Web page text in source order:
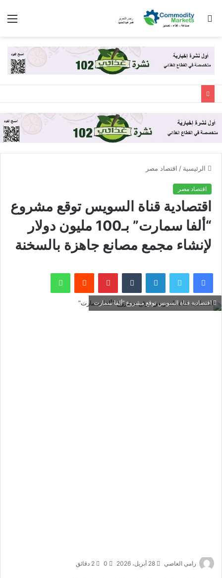
بحث
الرئيسية / اقتصاد مصر
اقتصاد مصر
اقتصادية قناة السويس توقع مشروع
“ألفا سمارت” بـ100 مليون دولار
لإنشاء مجمع مصانع جاهزة بالسخنة
فيسبوك تويتر لينكدإن بينتيريست واتساب
اقتصادية قناة السويس توقع مشروع “ألفا سمارت
رامي العاصي 28 أبريل، 2026 0